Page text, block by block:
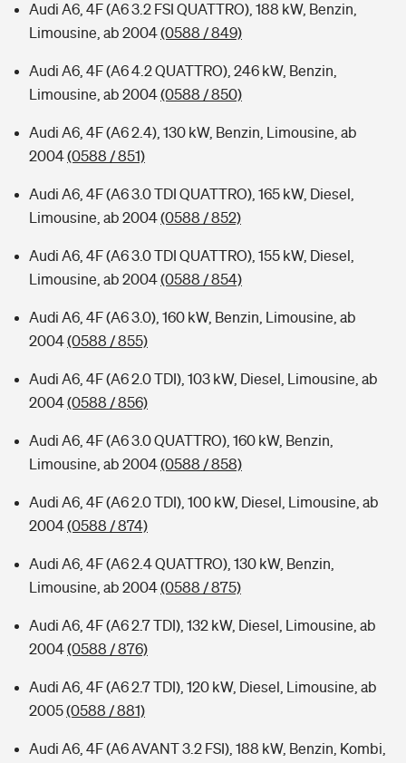
Audi A6, 4F (A6 3.2 FSI QUATTRO), 188 kW, Benzin,
Limousine, ab 2004(0588 / 849)
Audi A6, 4F (A6 4.2 QUATTRO), 246 kW, Benzin,
Limousine, ab 2004(0588 / 850)
Audi A6, 4F (A6 2.4), 130 kW, Benzin, Limousine, ab
2004(0588 / 851)
Audi A6, 4F (A6 3.0 TDI QUATTRO), 165 kW, Diesel,
Limousine, ab 2004(0588 / 852)
Audi A6, 4F (A6 3.0 TDI QUATTRO), 155 kW, Diesel,
Limousine, ab 2004(0588 / 854)
Audi A6, 4F (A6 3.0), 160 kW, Benzin, Limousine, ab
2004(0588 / 855)
Audi A6, 4F (A6 2.0 TDI), 103 kW, Diesel, Limousine, ab
2004(0588 / 856)
Audi A6, 4F (A6 3.0 QUATTRO), 160 kW, Benzin,
Limousine, ab 2004(0588 / 858)
Audi A6, 4F (A6 2.0 TDI), 100 kW, Diesel, Limousine, ab
2004(0588 / 874)
Audi A6, 4F (A6 2.4 QUATTRO), 130 kW, Benzin,
Limousine, ab 2004(0588 / 875)
Audi A6, 4F (A6 2.7 TDI), 132 kW, Diesel, Limousine, ab
2004(0588 / 876)
Audi A6, 4F (A6 2.7 TDI), 120 kW, Diesel, Limousine, ab
2005(0588 / 881)
Audi A6, 4F (A6 AVANT 3.2 FSI), 188 kW, Benzin, Kombi,